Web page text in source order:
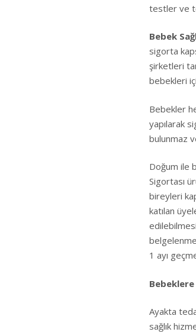
testler ve
Bebek
sigorta
şirketleri
bebekleri
Bebekler
yapılarak
bulunmaz
Doğum ile
Sigortası
bireyleri
katılan
1 ayı
Bebeklere
Ayakta
sağlık